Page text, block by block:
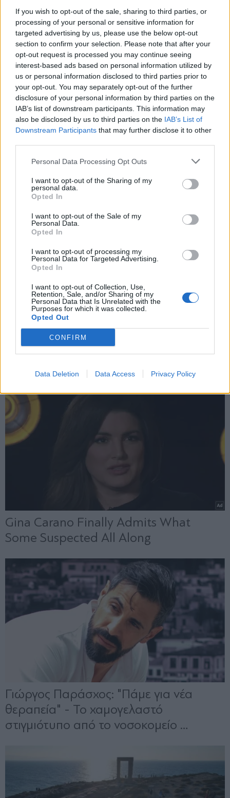
If you wish to opt-out of the sale, sharing to third parties, or
processing of your personal or sensitive information for
targeted advertising by us, please use the below opt-out
section to confirm your selection. Please note that after your
opt-out request is processed you may continue seeing
interest-based ads based on personal information utilized by
us or personal information disclosed to third parties prior to
your opt-out. You may separately opt-out of the further
disclosure of your personal information by third parties on the
IAB’s list of downstream participants. This information may
also be disclosed by us to third parties on the IAB’s List of
Downstream Participants that may further disclose it to other
Personal Data Processing Opt Outs
I want to opt-out of the Sharing of my
personal data.
Opted In
I want to opt-out of the Sale of my
Personal Data.
Opted In
I want to opt-out of processing my
Personal Data for Targeted Advertising.
Opted In
I want to opt-out of Collection, Use,
Retention, Sale, and/or Sharing of my
Personal Data that Is Unrelated with the
Purposes for which it was collected.
Opted Out
CONFIRM
Data Deletion Data Access Privacy Policy
ΑΘΛΗΤΙΚΑ ΝΕΑ
19.06.2024 23:39
PARAPOLITIKA NEWSROOM
Παναθηναϊκός: Έπιασε δουλειά από την
πρώτη προπόνηση ο Ντιέγκο Αλόνσο
Εγγραφή στο newsletter
Αποδέχομαι τους
και την πολιτική απορρήτου
X